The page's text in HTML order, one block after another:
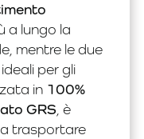
a lungo la
mentre le due
per gli
in 100%
GRS , è
trasportare